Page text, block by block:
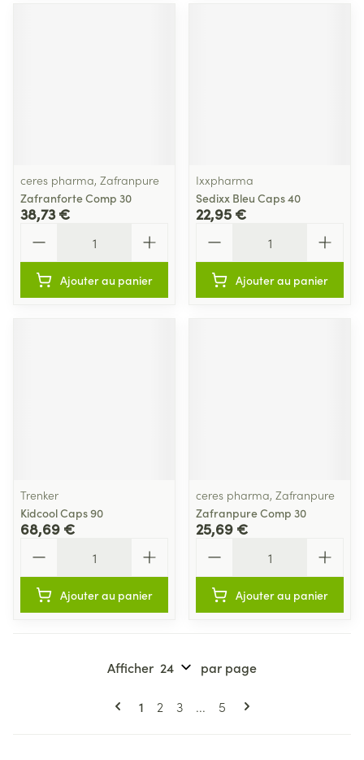
ceres pharma, Zafranpure
Zafranforte Comp 30
38,73 €
Ajouter au panier
Ixxpharma
Sedixx Bleu Caps 40
22,95 €
Ajouter au panier
Trenker
Kidcool Caps 90
68,69 €
Ajouter au panier
ceres pharma, Zafranpure
Zafranpure Comp 30
25,69 €
Ajouter au panier
Pages
Vous lisez actuellement la page
1 Page
2 Page
3 ... Page
5
Afficher par page